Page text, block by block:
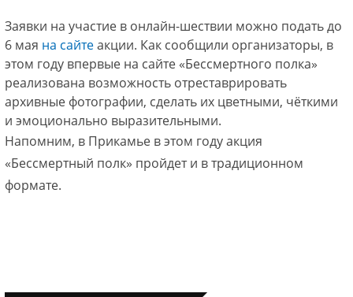
Заявки на участие в онлайн-шествии можно подать до
6 мая на сайтеакции. Как сообщили организаторы, в
этом году впервые на сайте «Бессмертного полка»
реализована возможность отреставрировать
архивные фотографии, сделать их цветными, чёткими
и эмоционально выразительными.
Напомним, в Прикамье в этом году акция
«Бессмертный полк» пройдет и в традиционном
формате.